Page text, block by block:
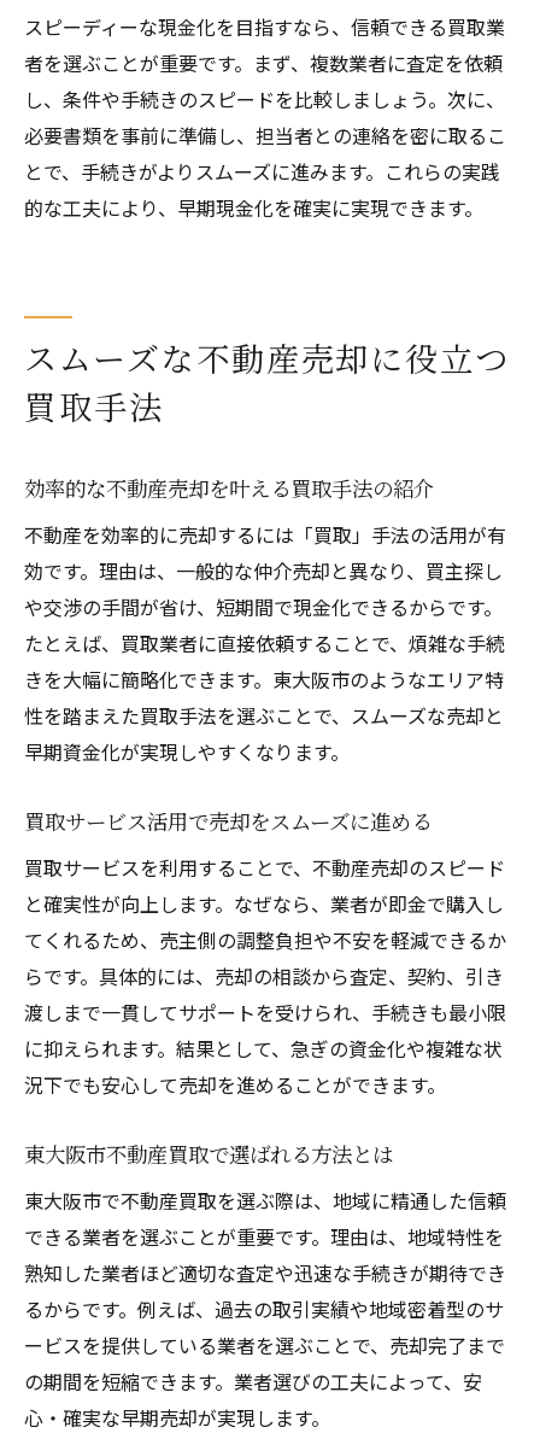
スピーディーな現金化を目指すなら、信頼できる買取業
者を選ぶことが重要です。まず、複数業者に査定を依頼
し、条件や手続きのスピードを比較しましょう。次に、
必要書類を事前に準備し、担当者との連絡を密に取るこ
とで、手続きがよりスムーズに進みます。これらの実践
的な工夫により、早期現金化を確実に実現できます。
スムーズな不動産売却に役立つ
買取手法
効率的な不動産売却を叶える買取手法の紹介
不動産を効率的に売却するには「買取」手法の活用が有
効です。理由は、一般的な仲介売却と異なり、買主探し
や交渉の手間が省け、短期間で現金化できるからです。
たとえば、買取業者に直接依頼することで、煩雑な手続
きを大幅に簡略化できます。東大阪市のようなエリア特
性を踏まえた買取手法を選ぶことで、スムーズな売却と
早期資金化が実現しやすくなります。
買取サービス活用で売却をスムーズに進める
買取サービスを利用することで、不動産売却のスピード
と確実性が向上します。なぜなら、業者が即金で購入し
てくれるため、売主側の調整負担や不安を軽減できるか
らです。具体的には、売却の相談から査定、契約、引き
渡しまで一貫してサポートを受けられ、手続きも最小限
に抑えられます。結果として、急ぎの資金化や複雑な状
況下でも安心して売却を進めることができます。
東大阪市不動産買取で選ばれる方法とは
東大阪市で不動産買取を選ぶ際は、地域に精通した信頼
できる業者を選ぶことが重要です。理由は、地域特性を
熟知した業者ほど適切な査定や迅速な手続きが期待でき
るからです。例えば、過去の取引実績や地域密着型のサ
ービスを提供している業者を選ぶことで、売却完了まで
の期間を短縮できます。業者選びの工夫によって、安
心・確実な早期売却が実現します。